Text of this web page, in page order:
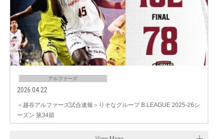
アルファーズ
2026.04.22
＜越谷アルファーズ試合速報＞りそなグループ B.LEAGUE 2025-26シ
ーズン 第34節